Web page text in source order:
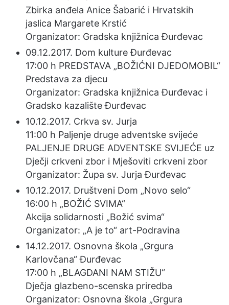
Zbirka anđela Anice Šabarić i Hrvatskih
jaslica Margarete Krstić
Organizator: Gradska knjižnica Đurđevac
09.12.2017. Dom kulture Đurđevac
17:00 h PREDSTAVA „BOŽIĆNI DJEDOMOBIL“
Predstava za djecu
Organizator: Gradska knjižnica Đurđevac i
Gradsko kazalište Đurđevac
10.12.2017. Crkva sv. Jurja
11:00 h Paljenje druge adventske svijeće
PALJENJE DRUGE ADVENTSKE SVIJEĆE uz
Dječji crkveni zbor i Mješoviti crkveni zbor
Organizator: Župa sv. Jurja Đurđevac
10.12.2017. Društveni Dom „Novo selo“
16:00 h „BOŽIĆ SVIMA“
Akcija solidarnosti „Božić svima“
Organizator: „A je to“ art-Podravina
14.12.2017. Osnovna škola „Grgura
Karlovčana“ Đurđevac
17:00 h „BLAGDANI NAM STIŽU“
Dječja glazbeno-scenska priredba
Organizator: Osnovna škola „Grgura